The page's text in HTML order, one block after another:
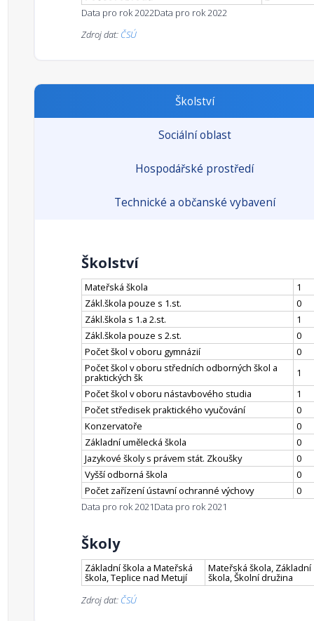
Data pro rok 2022Data pro rok 2022
Zdroj dat: ČSÚ
Školství
Sociální oblast
Hospodářské prostředí
Technické a občanské vybavení
Školství
Mateřská škola
1
Zákl.škola pouze s 1.st.
0
Zákl.škola s 1.a 2.st.
1
Zákl.škola pouze s 2.st.
0
Počet škol v oboru gymnázií
0
Počet škol v oboru středních odborných škol a
praktických šk
1
Počet škol v oboru nástavbového studia
1
Počet středisek praktického vyučování
0
Konzervatoře
0
Základní umělecká škola
0
Jazykové školy s právem stát. Zkoušky
0
Vyšší odborná škola
0
Počet zařízení ústavní ochranné výchovy
0
Data pro rok 2021Data pro rok 2021
Školy
Základní škola a Mateřská
škola, Teplice nad Metují
Mateřská škola, Základní
škola, Školní družina
Zdroj dat: ČSÚ